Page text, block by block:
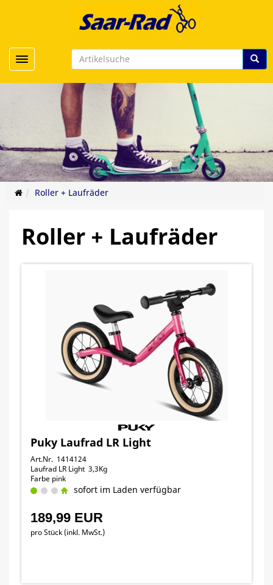
Toggle navigation
Roller + Laufräder
Roller + Laufräder
Puky Laufrad LR Light
Art.Nr. 1414124
Laufrad LR Light 3,3Kg
Farbe pink
sofort im Laden verfügbar
189,99 EUR
pro Stück (inkl. MwSt.)